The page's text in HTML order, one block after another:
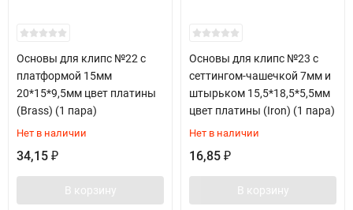
Основы для клипс №22 с
платформой 15мм
20*15*9,5мм цвет платины
(Brass) (1 пара)
Нет в наличии
34,15 ₽
В корзину
Основы для клипс №23 с
сеттингом-чашечкой 7мм и
штырьком 15,5*18,5*5,5мм
цвет платины (Iron) (1 пара)
Нет в наличии
16,85 ₽
В корзину